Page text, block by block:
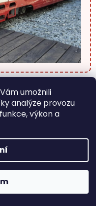
umožnili
analýze provozu
výkon a
— výletní
9. 2026 (vč. 13.–
131.1 Hurvínek
zapsaného na
nostalgickým
z 50. let. Jezdí z